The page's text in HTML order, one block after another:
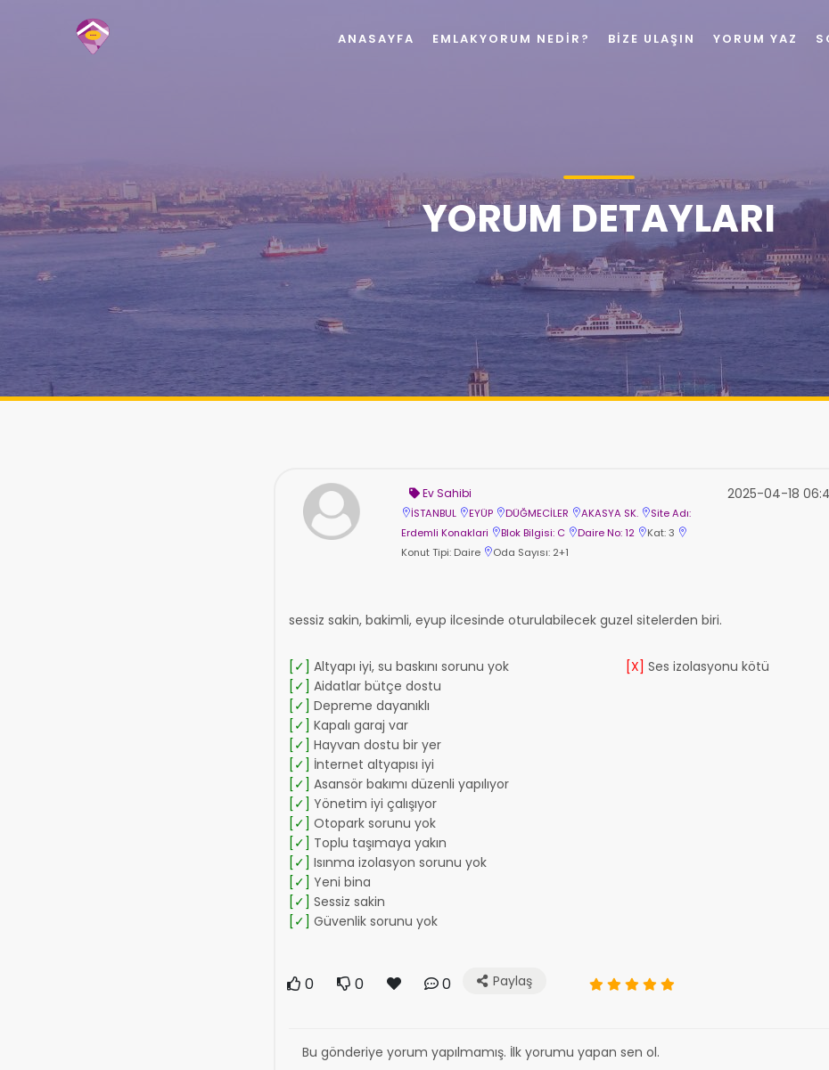
YORUM DETAYLARI
Ev Sahibi
İSTANBUL EYÜP DÜĞMECİLER AKASYA SK.
Site Adı:
Erdemli Konaklari
Blok Bilgisi: C Daire No: 12
Kat: 3
Konut Tipi: Daire
Oda Sayısı: 2+1
2025-04-18
sessiz sakin, bakimli, eyup ilcesinde oturulabilecek guzel sitelerden biri.
[✓] Altyapı iyi, su baskını sorunu yok
[✓] Aidatlar bütçe dostu
[✓] Depreme dayanıklı
[✓] Kapalı garaj var
[✓] Hayvan dostu bir yer
[✓] İnternet altyapısı iyi
[✓] Asansör bakımı düzenli yapılıyor
[✓] Yönetim iyi çalışıyor
[✓] Otopark sorunu yok
[✓] Toplu taşımaya yakın
[✓] Isınma izolasyon sorunu yok
[✓] Yeni bina
[✓] Sessiz sakin
[✓] Güvenlik sorunu yok
[X] Ses izolasyonu kötü
0 0 0 Paylaş
Bu gönderiye yorum yapılmamış. İlk yorumu yapan sen ol.
ANASAYFA EMLAKYORUM NEDIR? BIZE ULAŞIN YORUM YAZ